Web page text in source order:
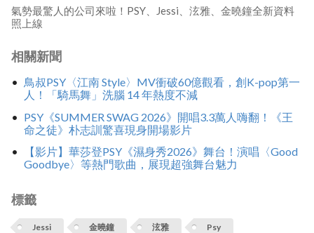
氣勢最驚人的公司來啦！PSY、Jessi、泫雅、金曉鐘全新資料
照上線
相關新聞
鳥叔PSY〈江南 Style〉MV衝破60億觀看，創K-pop第一
人！「騎馬舞」洗腦 14 年熱度不減
PSY《SUMMER SWAG 2026》開唱3.3萬人嗨翻！《王
命之徒》朴志訓驚喜現身開場影片
【影片】華莎登PSY《濕身秀2026》舞台！演唱〈Good
Goodbye〉等熱門歌曲，展現超強舞台魅力
標籤
Jessi 金曉鐘 泫雅 Psy